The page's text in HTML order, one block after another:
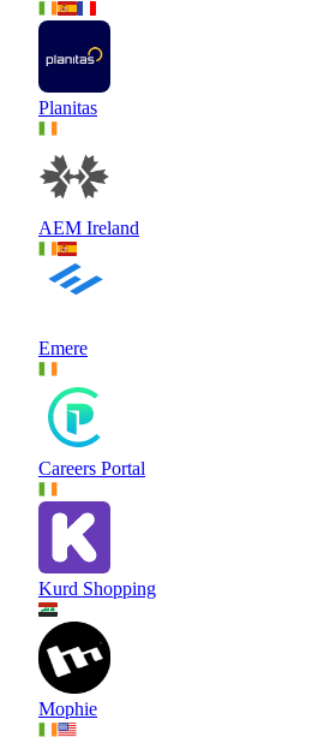
Planitas
AEM Ireland
Emere
Careers Portal
Kurd Shopping
Mophie